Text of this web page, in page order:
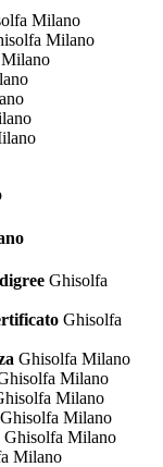
Milano
Milano
Ghisolfa
Ghisolfa
Ghisolfa Milano
Milano
Milano
Ghisolfa Milano
Ghisolfa Milano
Milano